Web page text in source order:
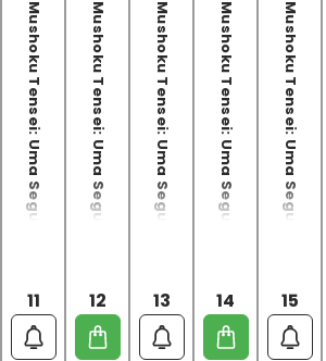
Mushoku Tensei: Uma Segunda Chance - 11
11 Mushoku Tensei: Uma Segunda Chance - 12
12 Mushoku Tensei: Uma Segunda Chance - 13
13 Mushoku Tensei: Uma Segunda Chance - 14
14 Mushoku Tensei: Uma Segunda Chance - 15
15